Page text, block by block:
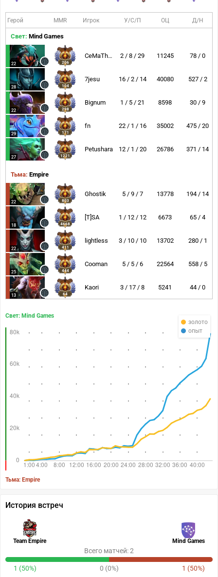
Герой MMR Игрок У/С/П ОЦ Д/Н
Свет: Mind Games
22 206
CeMaTheSlayeR 2 / 8 / 29 11245 78 / 0
28 104
7jesu 16 / 2 / 14 40080 527 / 2
22 298
Bignum 1 / 5 / 21 8598 30 / 9
29 171
fn 22 / 1 / 16 35002 475 / 20
27 1221
Petushara 12 / 1 / 20 26786 371 / 14
Тьма: Empire
22 803
Ghostik 5 / 9 / 7 13778 194 / 14
18 4668
[T]SA 1 / 12 / 12 6673 65 / 4
22 411
lightless 3 / 10 / 10 13702 280 / 1
25 444
Cooman 5 / 5 / 6 22564 558 / 5
13 64
Kaori 3 / 17 / 8 5241 44 / 0
золото
опыт
Свет: Mind Games
Тьма: Empire
История встреч
Team Empire Mind Games
Всего матчей: 2
1 (50%) 0 (0%) 1 (50%)